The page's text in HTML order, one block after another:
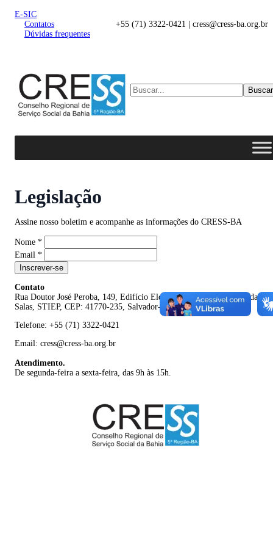
E-SIC
Contatos
Dúvidas frequentes
+55 (71) 3322-0421 | cress@cress-ba.org.br
Buscar
Legislação
Assine nosso boletim e acompanhe as informações do CRESS-BA
Nome *
Email *
Inscrever-se
Contato
Rua Doutor José Peroba, 149, Edifício Eldorado Empresarial, 5º Andar,
Salas, STIEP, CEP: 41770-235, Salvador-BA
Telefone: +55 (71) 3322-0421
Email: cress@cress-ba.org.br
Atendimento.
De segunda-feira a sexta-feira, das 9h às 15h.